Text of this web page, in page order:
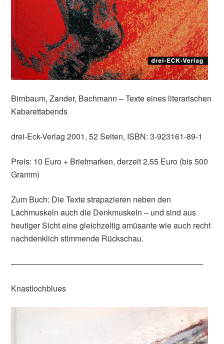
Birnbaum, Zander, Bachmann – Texte eines literarischen
Kabarettabends
drei-Eck-Verlag 2001, 52 Seiten, ISBN: 3-923161-89-1
Preis: 10 Euro + Briefmarken, derzeit 2,55 Euro (bis 500
Gramm)
Zum Buch: Die Texte strapazieren neben den
Lachmuskeln auch die Denkmuskeln – und sind aus
heutiger Sicht eine gleichzeitig amüsante wie auch recht
nachdenklich stimmende Rückschau.
————————————————————————
Knastlochblues